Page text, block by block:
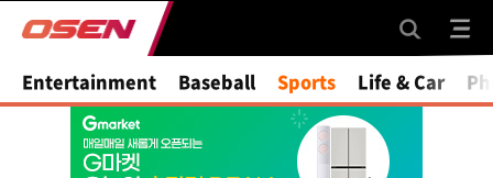
Mute
Entertainment Baseball Sports Life & Car